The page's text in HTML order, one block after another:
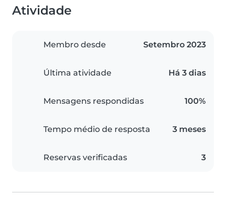
Atividade
Membro desde Setembro 2023
Última atividade Há 3 dias
Mensagens respondidas 100%
Tempo médio de resposta 3 meses
Reservas verificadas 3